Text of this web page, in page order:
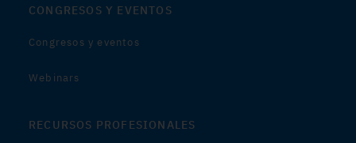
CONGRESOS Y EVENTOS
Congresos y eventos
Webinars
RECURSOS PROFESIONALES